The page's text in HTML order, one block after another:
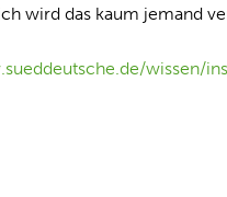
wird das kaum jemand
wissen/